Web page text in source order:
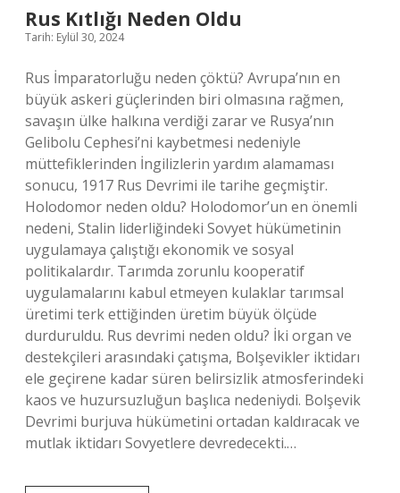
Rus Kıtlığı Neden Oldu
Tarih: Eylül 30, 2024
Rus İmparatorluğu neden çöktü? Avrupa’nın en
büyük askeri güçlerinden biri olmasına rağmen,
savaşın ülke halkına verdiği zarar ve Rusya’nın
Gelibolu Cephesi’ni kaybetmesi nedeniyle
müttefiklerinden İngilizlerin yardım alamaması
sonucu, 1917 Rus Devrimi ile tarihe geçmiştir.
Holodomor neden oldu? Holodomor’un en önemli
nedeni, Stalin liderliğindeki Sovyet hükümetinin
uygulamaya çalıştığı ekonomik ve sosyal
politikalardır. Tarımda zorunlu kooperatif
uygulamalarını kabul etmeyen kulaklar tarımsal
üretimi terk ettiğinden üretim büyük ölçüde
durduruldu. Rus devrimi neden oldu? İki organ ve
destekçileri arasındaki çatışma, Bolşevikler iktidarı
ele geçirene kadar süren belirsizlik atmosferindeki
kaos ve huzursuzluğun başlıca nedeniydi. Bolşevik
Devrimi burjuva hükümetini ortadan kaldıracak ve
mutlak iktidarı Sovyetlere devredecekti.…